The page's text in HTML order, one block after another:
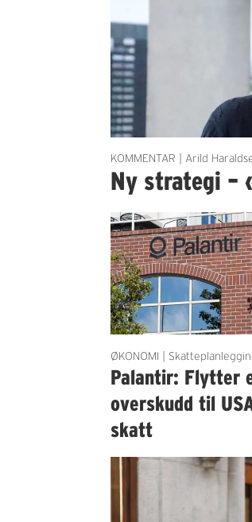
KOMMENTAR | Arild
Ny strategi
ØKONOMI |
Palantir: Flytter
overskudd til
skatt